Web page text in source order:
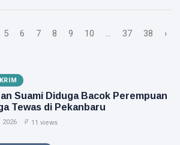
5 6 7 8 9 10 ... 37 38 ›
Suami Diduga Bacok Perempuan
Tewas di Pekanbaru
2026 11 views